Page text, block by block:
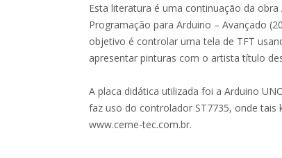
Esta literatura é uma continuação da
Programação para Arduino – Avançado
objetivo é controlar uma tela de TFT
apresentar pinturas com o artista título
A placa didática utilizada foi a Arduino
faz uso do controlador ST7735, onde
www.cerne-tec.com.br.